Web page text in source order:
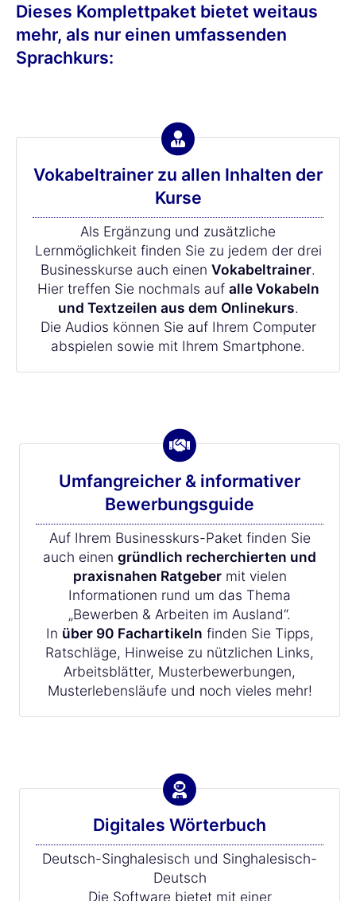
Dieses Komplettpaket bietet weitaus
mehr, als nur einen umfassenden
Sprachkurs:
Vokabeltrainer zu allen Inhalten der
Kurse
Als Ergänzung und zusätzliche
Lernmöglichkeit finden Sie zu jedem der drei
Businesskurse auch einen Vokabeltrainer.
Hier treffen Sie nochmals auf alle Vokabeln
und Textzeilen aus dem Onlinekurs.
Die Audios können Sie auf Ihrem Computer
abspielen sowie mit Ihrem Smartphone.
Umfangreicher & informativer
Bewerbungsguide
Auf Ihrem Businesskurs-Paket finden Sie
auch einen gründlich recherchierten und
praxisnahen Ratgebermit vielen
Informationen rund um das Thema
„Bewerben & Arbeiten im Ausland“.
In über 90 Fachartikeln finden Sie Tipps,
Ratschläge, Hinweise zu nützlichen Links,
Arbeitsblätter, Musterbewerbungen,
Musterlebensläufe und noch vieles mehr!
Digitales Wörterbuch
Deutsch-Singhalesisch und Singhalesisch-
Deutsch
Die Software bietet mit einer